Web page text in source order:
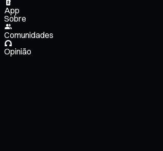
App
Sobre
Comunidades
Opinião